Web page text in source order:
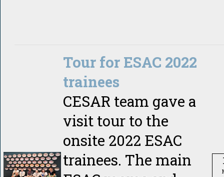
Tour for ESAC 2022
trainees
CESAR team gave a
visit tour to the
onsite 2022 ESAC
trainees. The main